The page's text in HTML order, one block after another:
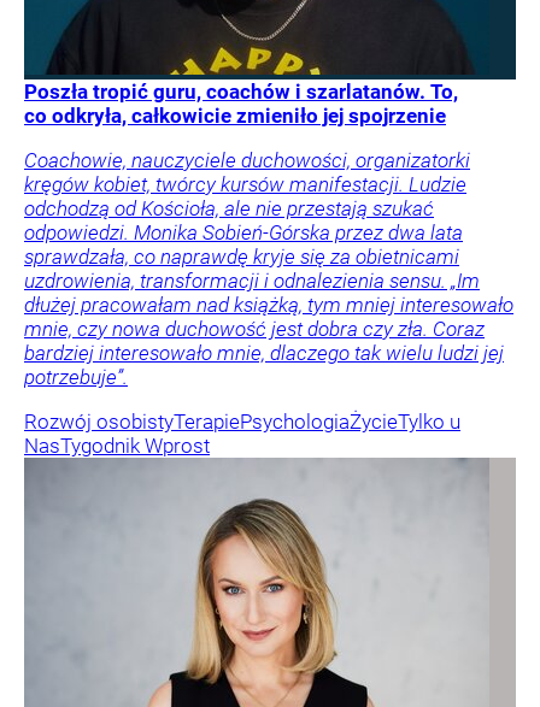
Poszła tropić guru, coachów i szarlatanów. To,
co odkryła, całkowicie zmieniło jej spojrzenie
Coachowie, nauczyciele duchowości, organizatorki
kręgów kobiet, twórcy kursów manifestacji. Ludzie
odchodzą od Kościoła, ale nie przestają szukać
odpowiedzi. Monika Sobień-Górska przez dwa lata
sprawdzała, co naprawdę kryje się za obietnicami
uzdrowienia, transformacji i odnalezienia sensu. „Im
dłużej pracowałam nad książką, tym mniej interesowało
mnie, czy nowa duchowość jest dobra czy zła. Coraz
bardziej interesowało mnie, dlaczego tak wielu ludzi jej
potrzebuje”.
Rozwój osobistyTerapiePsychologiaŻycieTylko u
NasTygodnik Wprost